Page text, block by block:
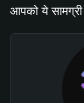
आपको ये